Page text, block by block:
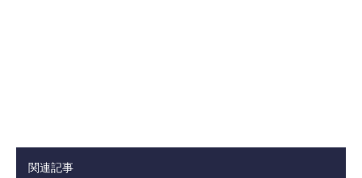
関連記事